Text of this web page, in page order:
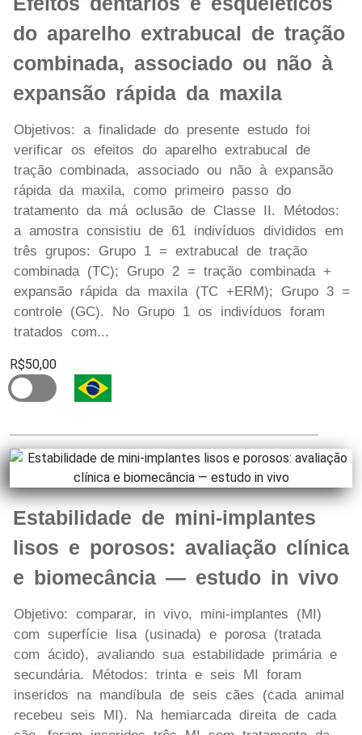
do aparelho extrabucal de tração
combinada, associado ou não à
expansão rápida da maxila
Objetivos: a finalidade do presente estudo foi
verificar os efeitos do aparelho extrabucal de
tração combinada, associado ou não à expansão
rápida da maxila, como primeiro passo do
tratamento da má oclusão de Classe II. Métodos:
a amostra consistiu de 61 indivíduos divididos em
três grupos: Grupo 1 = extrabucal de tração
combinada (TC); Grupo 2 = tração combinada +
expansão rápida da maxila (TC +ERM); Grupo 3 =
controle (GC). No Grupo 1 os indivíduos foram
tratados com...
R$50,00
Estabilidade de mini-implantes
lisos e porosos: avaliação clínica
e biomecância — estudo in vivo
Objetivo: comparar, in vivo, mini-implantes (MI)
com superfície lisa (usinada) e porosa (tratada
com ácido), avaliando sua estabilidade primária e
secundária. Métodos: trinta e seis MI foram
inseridos na mandíbula de seis cães (cada animal
recebeu seis MI). Na hemiarcada direita de cada